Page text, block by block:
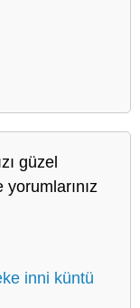
güzel
yorumlarınız
inni küntü